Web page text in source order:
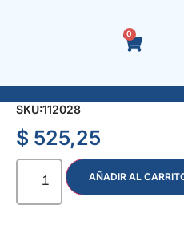
0
VALVULA P/CANILLA 1/
SKU:112028
$ 525,25
AÑADIR AL